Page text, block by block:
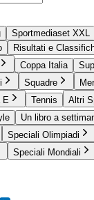
Sportmediaset XXL
Risultati e
Coppa Italia
Squadre
E Tennis Altri
Un libro a
Speciali Olimpiadi
Speciali Mondiali